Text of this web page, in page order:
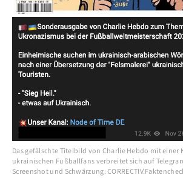
Das gefälschte Titelbild von Charlie Hebdo mit einer
ukrainischen Fußballfans verbreitet sich auf
Screenshot und Schwärzung: